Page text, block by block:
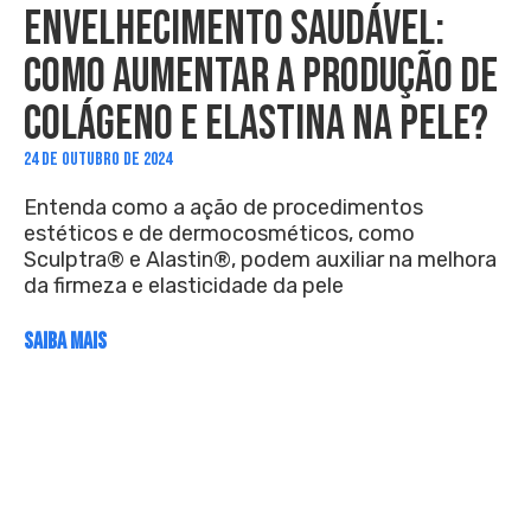
ENVELHECIMENTO SAUDÁVEL:
COMO AUMENTAR A PRODUÇÃO DE
COLÁGENO E ELASTINA NA PELE?
24 DE OUTUBRO DE 2024
Entenda como a ação de procedimentos
estéticos e de dermocosméticos, como
Sculptra® e Alastin®, podem auxiliar na melhora
da firmeza e elasticidade da pele
SAIBA MAIS